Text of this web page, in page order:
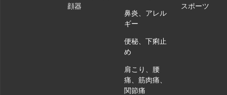
顔器
鼻炎、アレル
ギー
便秘、下痢止
め
肩こり、腰
痛、筋肉痛、
関節痛
スポーツ